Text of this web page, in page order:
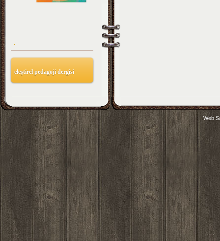
.
eleştirel pedagoji dergisi
Web